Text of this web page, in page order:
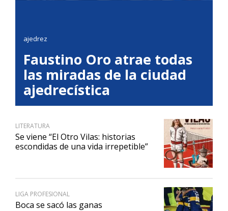
ajedrez
Faustino Oro atrae todas
las miradas de la ciudad
ajedrecística
LITERATURA
Se viene “El Otro Vilas: historias
escondidas de una vida irrepetible”
LIGA PROFESIONAL
Boca se sacó las ganas